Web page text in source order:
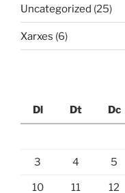
Uncategorized (25)
Xarxes (6)
Dl
Dt Dc
3 4 5
10 11 12